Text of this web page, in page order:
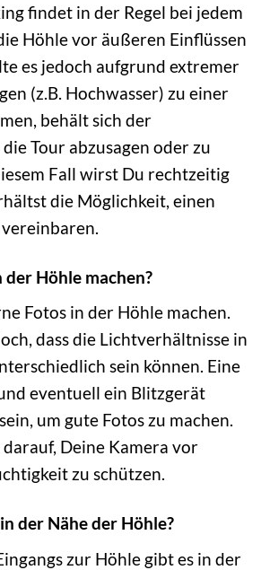
findet in der Regel bei jedem
Höhle vor äußeren Einflüssen
es jedoch aufgrund extremer
(z.B. Hochwasser) zu einer
behält sich der
Tour abzusagen oder zu
Fall wirst Du rechtzeitig
die Möglichkeit, einen
der Höhle machen?
Fotos in der Höhle machen.
dass die Lichtverhältnisse in
sein können. Eine
eventuell ein Blitzgerät
um gute Fotos zu machen.
Deine Kamera vor
zu schützen.
der Nähe der Höhle?
zur Höhle gibt es in der